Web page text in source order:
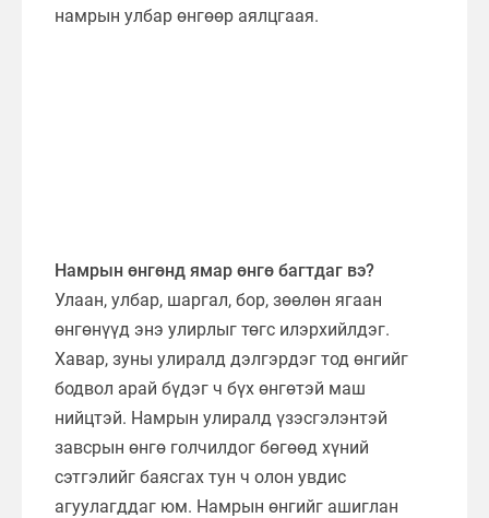
намрын улбар өнгөөр аялцгаая.
Намрын өнгөнд ямар өнгө багтдаг вэ?
Улаан, улбар, шаргал, бор, зөөлөн ягаан
өнгөнүүд энэ улирлыг төгс илэрхийлдэг.
Хавар, зуны улиралд дэлгэрдэг тод өнгийг
бодвол арай бүдэг ч бүх өнгөтэй маш
нийцтэй. Намрын улиралд үзэсгэлэнтэй
завсрын өнгө голчилдог бөгөөд хүний
сэтгэлийг баясгах тун ч олон увдис
агуулагддаг юм. Намрын өнгийг ашиглан